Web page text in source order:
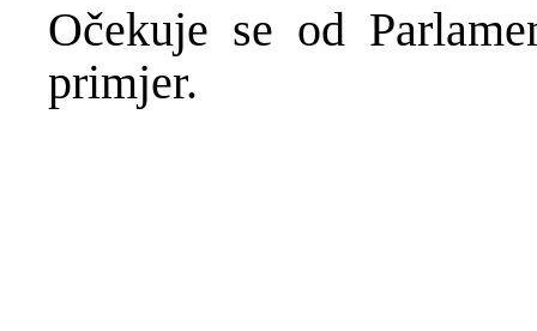
Očekuje se od
primjer.